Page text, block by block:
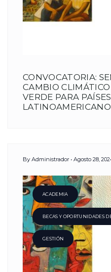
CONVOCATORIA:
CAMBIO
VERDE PARA PAÍSES
By Administrador Agosto 28,
ACADEMIA
BECAS Y OPORTUNIDADES
GESTIÓN